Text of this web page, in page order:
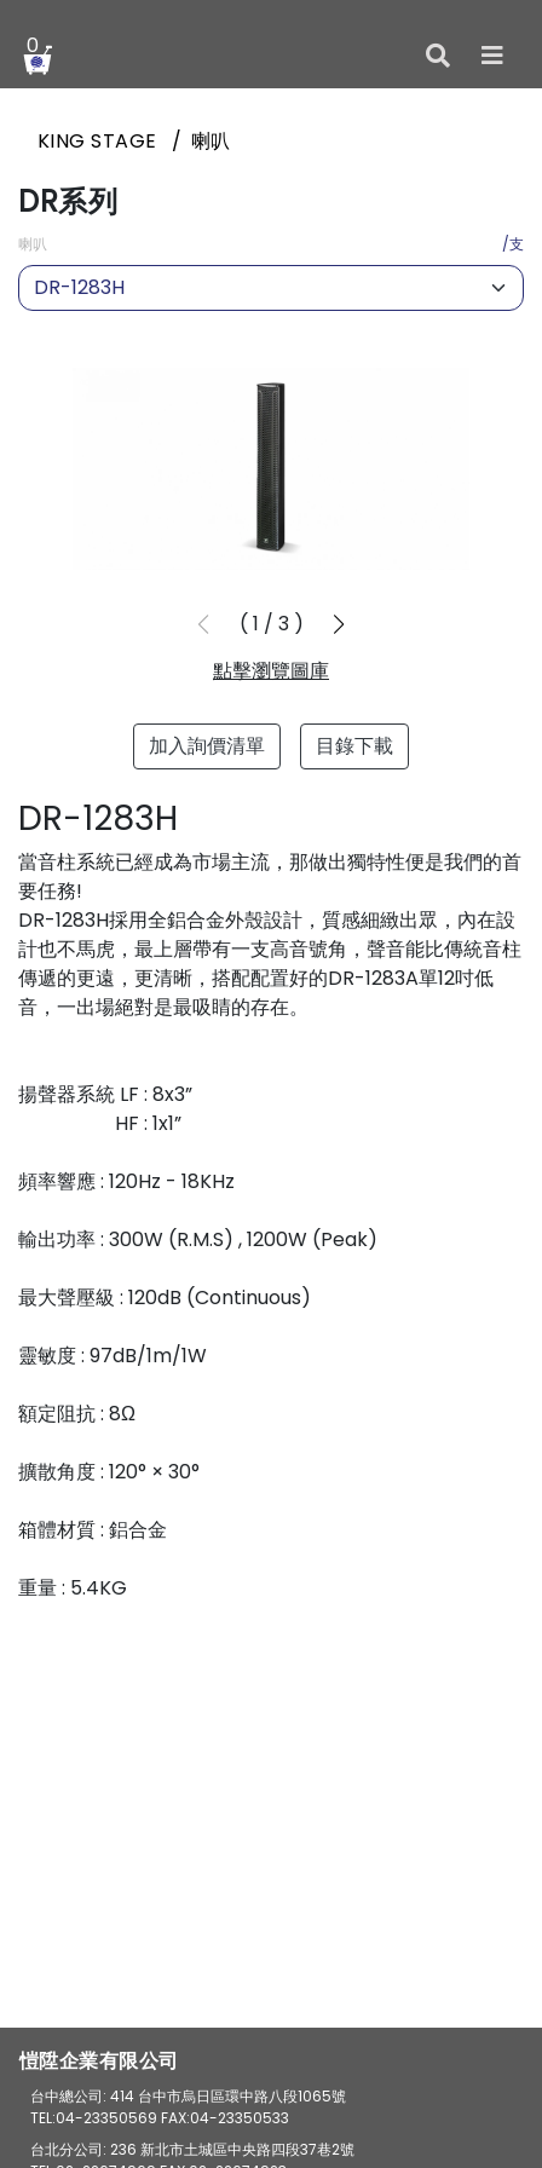
0
KING STAGE 喇叭
DR系列
喇叭 /支
DR-1283H
1 / 3
點擊瀏覽圖庫
加入詢價清單 目錄下載
DR-1283H
當音柱系統已經成為市場主流，那做出獨特性便是我們的首
要任務!
DR-1283H採用全鋁合金外殼設計，質感細緻出眾，內在設
計也不馬虎，最上層帶有一支高音號角，聲音能比傳統音柱
傳遞的更遠，更清晰，搭配配置好的DR-1283A單12吋低
音，一出場絕對是最吸睛的存在。
揚聲器系統 LF : 8x3”
HF : 1x1”
頻率響應 : 120Hz - 18KHz
輸出功率 : 300W (R.M.S) , 1200W (Peak)
最大聲壓級 : 120dB (Continuous)
靈敏度 : 97dB/1m/1W
額定阻抗 : 8Ω
擴散角度 : 120° × 30°
箱體材質 : 鋁合金
重量 : 5.4KG
愷陞企業有限公司
台中總公司: 414 台中市烏日區環中路八段1065號
TEL:04-23350569 FAX:04-23350533
台北分公司: 236 新北市土城區中央路四段37巷2號